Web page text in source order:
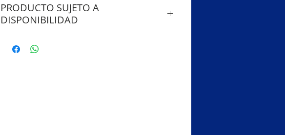
PRODUCTO SUJETO A
DISPONIBILIDAD